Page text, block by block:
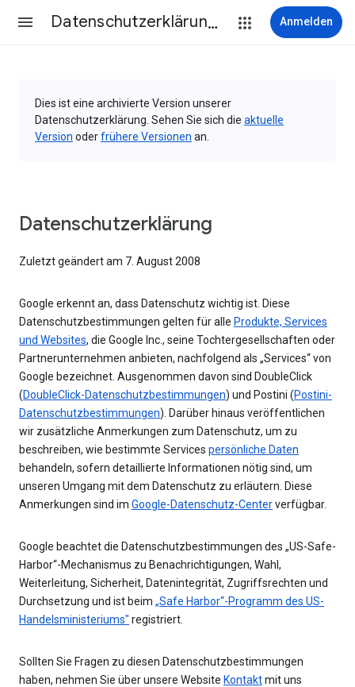
Datenschutzerklärung & Nutzungsbedingungen Anmelden
Dies ist eine archivierte Version unserer
Datenschutzerklärung. Sehen Sie sich die aktuelle
Version oderfrühere Versionen an.
Datenschutzerklärung
Zuletzt geändert am 7. August 2008
Google erkennt an, dass Datenschutz wichtig ist. Diese
Datenschutzbestimmungen gelten für alle Produkte, Services
und Websites, die Google Inc., seine Tochtergesellschaften oder
Partnerunternehmen anbieten, nachfolgend als „Services“ von
Google bezeichnet. Ausgenommen davon sind DoubleClick
(DoubleClick-Datenschutzbestimmungen) und Postini (Postini-
Datenschutzbestimmungen). Darüber hinaus veröffentlichen
wir zusätzliche Anmerkungen zum Datenschutz, um zu
beschreiben, wie bestimmte Services persönliche Daten
behandeln, sofern detaillierte Informationen nötig sind, um
unseren Umgang mit dem Datenschutz zu erläutern. Diese
Anmerkungen sind im Google-Datenschutz-Centerverfügbar.
Google beachtet die Datenschutzbestimmungen des „US-Safe-
Harbor“-Mechanismus zu Benachrichtigungen, Wahl,
Weiterleitung, Sicherheit, Datenintegrität, Zugriffsrechten und
Durchsetzung und ist beim „Safe Harbor“-Programm des US-
Handelsministeriums" registriert.
Sollten Sie Fragen zu diesen Datenschutzbestimmungen
haben, nehmen Sie über unsere Website Kontaktmit uns